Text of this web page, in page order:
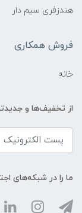
هندزفری سیم دار
فروش همکاری
خانه
از تخفیف‌ها و
ما را در شبکه‌های